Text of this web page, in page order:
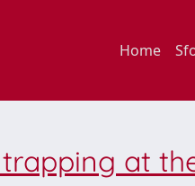
Home
at